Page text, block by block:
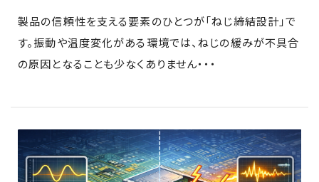
製品の信頼性を支える要素のひとつが「ねじ締結設計」で
す。振動や温度変化がある環境では、ねじの緩みが不具合
の原因となることも少なくありません・・・